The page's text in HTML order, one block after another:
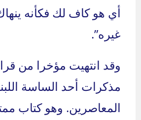
أي هو كاف لك فكأنه
غيره”.
وقد انتهيت مؤخرا من
مذكرات أحد الساسة
المعاصرين. وهو كتاب